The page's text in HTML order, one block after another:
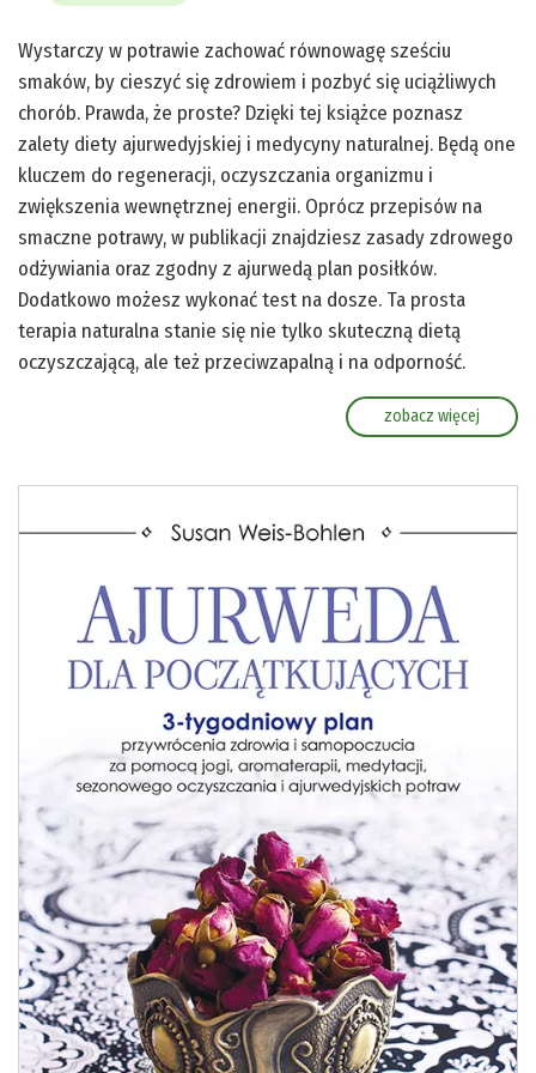
Wystarczy w potrawie zachować równowagę sześciu
smaków, by cieszyć się zdrowiem i pozbyć się uciążliwych
chorób. Prawda, że proste? Dzięki tej książce poznasz
zalety diety ajurwedyjskiej i medycyny naturalnej. Będą one
kluczem do regeneracji, oczyszczania organizmu i
zwiększenia wewnętrznej energii. Oprócz przepisów na
smaczne potrawy, w publikacji znajdziesz zasady zdrowego
odżywiania oraz zgodny z ajurwedą plan posiłków.
Dodatkowo możesz wykonać test na dosze. Ta prosta
terapia naturalna stanie się nie tylko skuteczną dietą
oczyszczającą, ale też przeciwzapalną i na odporność.
zobacz więcej